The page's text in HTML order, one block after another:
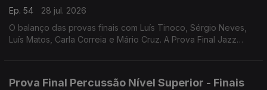
Ep. 54
28 jul. 2026
O balanço das provas finais com Luís Tinoco, Sérgio Neves,
Luís Matos, Carla Correia e Mário Cruz. A Prova Final Jazz
Prova Final Percussão Nível Superior - Finais